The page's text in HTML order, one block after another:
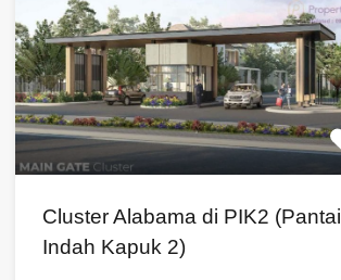
Cluster Alabama di PIK2 (Pantai
Indah Kapuk 2)